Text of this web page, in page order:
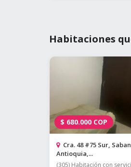
Habitaciones
$ 680.000 COP
Cra. 48 #75 Sur,
Antioquia,...
(305) Habitación con